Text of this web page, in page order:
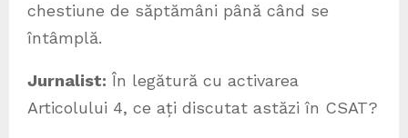
chestiune de săptămâni până când se
întâmplă.
Jurnalist: În legătură cu activarea
Articolului 4, ce ați discutat astăzi în CSAT?